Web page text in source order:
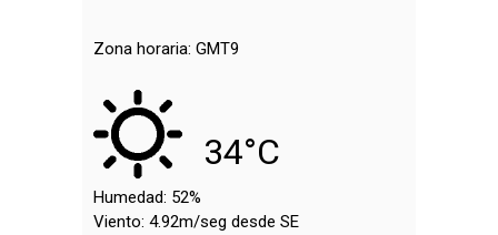
Zona horaria: GMT9
34°C
Humedad: 52%
Viento: 4.92m/seg desde SE